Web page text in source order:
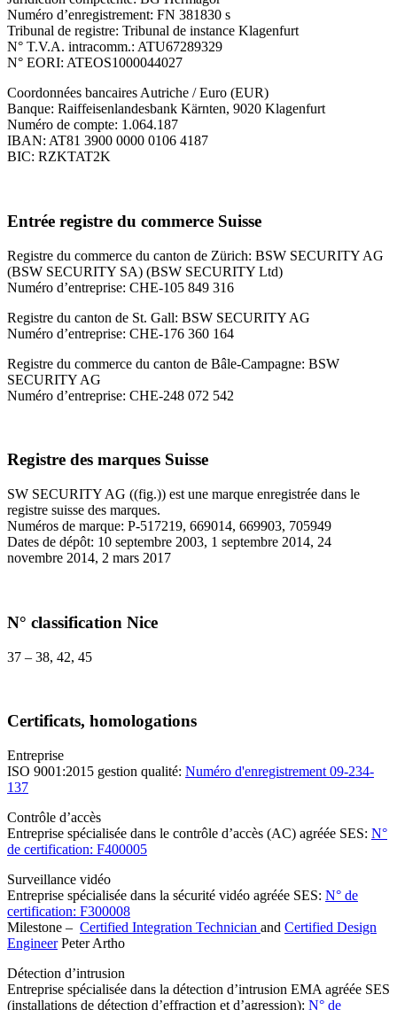
Numéro d’enregistrement: FN 381830 s
Tribunal de registre: Tribunal de instance Klagenfurt
N° T.V.A. intracomm.: ATU67289329
N° EORI: ATEOS1000044027
Coordonnées bancaires Autriche / Euro (EUR)
Banque: Raiffeisenlandesbank Kärnten, 9020 Klagenfurt
Numéro de compte: 1.064.187
IBAN: AT81 3900 0000 0106 4187
BIC: RZKTAT2K
Entrée registre du commerce Suisse
Registre du commerce du canton de Zürich: BSW SECURITY AG
(BSW SECURITY SA) (BSW SECURITY Ltd)
Numéro d’entreprise: CHE-105 849 316
Registre du canton de St. Gall: BSW SECURITY AG
Numéro d’entreprise: CHE-176 360 164
Registre du commerce du canton de Bâle-Campagne: BSW
SECURITY AG
Numéro d’entreprise: CHE-248 072 542
Registre des marques Suisse
SW SECURITY AG ((fig.)) est une marque enregistrée dans le
registre suisse des marques.
Numéros de marque: P-517219, 669014, 669903, 705949
Dates de dépôt: 10 septembre 2003, 1 septembre 2014, 24
novembre 2014, 2 mars 2017
N° classification Nice
37 – 38, 42, 45
Certificats, homologations
Entreprise
ISO 9001:2015 gestion qualité: Numéro d'enregistrement 09-234-
137
Contrôle d’accès
Entreprise spécialisée dans le contrôle d’accès (AC) agréée SES: N°
de certification: F400005
Surveillance vidéo
Entreprise spécialisée dans la sécurité vidéo agréée SES: N° de
certification: F300008
Milestone – Certified Integration Technician and Certified Design
EngineerPeter Artho
Détection d’intrusion
Entreprise spécialisée dans la détection d’intrusion EMA agréée SES
(installations de détection d’effraction et d’agression): N° de